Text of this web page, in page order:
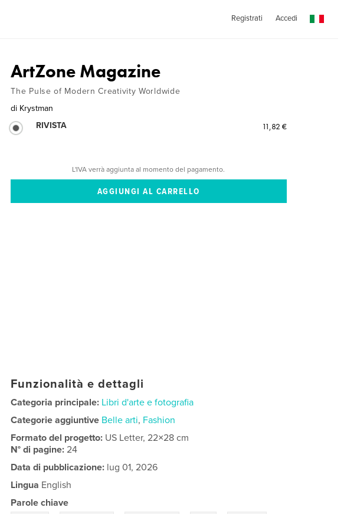
Registrati Accedi
ArtZone Magazine
The Pulse of Modern Creativity Worldwide
di Krystman
RIVISTA
11,82 €
L'IVA verrà aggiunta al momento del pagamento.
Funzionalità e dettagli
Categoria principale: Libri d'arte e fotografia
Categorie aggiuntive Belle arti, Fashion
Formato del progetto: US Letter, 22×28 cm
N° di pagine:24
Data di pubblicazione: lug 01, 2026
Lingua English
Parole chiave